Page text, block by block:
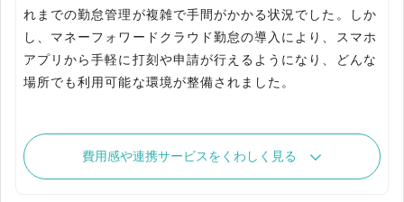
れまでの勤怠管理が複雑で手間がかかる状況でした。しか
し、マネーフォワードクラウド勤怠の導入により、スマホ
アプリから手軽に打刻や申請が行えるようになり、どんな
場所でも利用可能な環境が整備されました。
費用感や連携サービスをくわしく見る